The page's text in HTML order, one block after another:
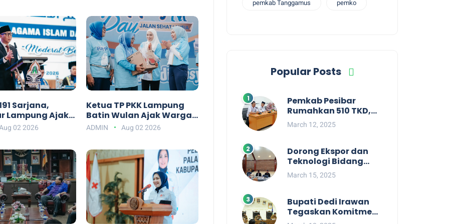
Sarjana,
Lampung Ajak
Darul Fattah
Era AI
Aug 02 2026
Ketua TP PKK Lampung
Batin Wulan Ajak Warga
Mewujudkan Lansia
ADMIN Aug 02 2026
pemkab Tanggamus pemko
Popular Posts
Pemkab Pesibar
Rumahkan 510 TKD,
Suryadi : Jangan
Kaitkan Dengan
March 12, 2025
Dorong Ekspor dan
Teknologi Bidang
Perikanan, Bupati
Pesisir Barat Audiensi
March 15, 2025
Bupati Dedi Irawan
Tegaskan Komitmen
Kepemimpinan yang